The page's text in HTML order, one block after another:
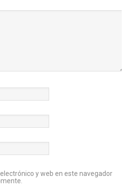
y web en este navegador